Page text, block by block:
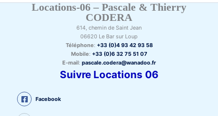
Locations-06 – Pascale & Thierry
CODERA
614, chemin de Saint Jean
06620 Le Bar sur Loup
Téléphone: +33 (0)4 93 42 93 58
Mobile: +33 (0)6 32 75 51 07
E-mail: pascale.codera@wanadoo.fr
Suivre Locations 06
Facebook